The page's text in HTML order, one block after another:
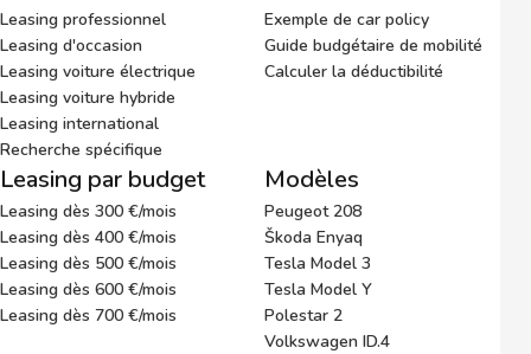
Leasing professionnel
Leasing d'occasion
Leasing voiture électrique
Leasing voiture hybride
Leasing international
Recherche spécifique
Exemple de car policy
Guide budgétaire de mobilité
Calculer la déductibilité
Leasing par budget
Leasing dès 300 €/mois
Leasing dès 400 €/mois
Leasing dès 500 €/mois
Leasing dès 600 €/mois
Leasing dès 700 €/mois
Modèles
Peugeot 208
Škoda Enyaq
Tesla Model 3
Tesla Model Y
Polestar 2
Volkswagen ID.4